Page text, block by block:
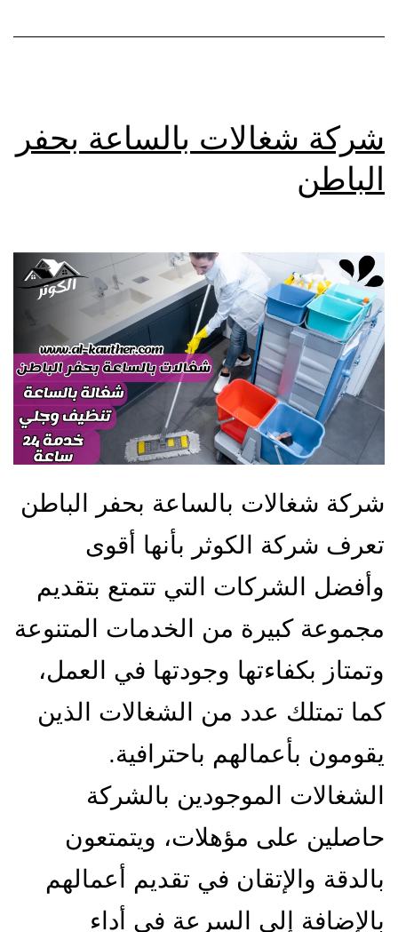
شركة شغالات بالساعة بحفر
الباطن
شركة شغالات بالساعة بحفر الباطن
تعرف شركة الكوثر بأنها أقوى
وأفضل الشركات التي تتمتع بتقديم
مجموعة كبيرة من الخدمات المتنوعة
وتمتاز بكفاءتها وجودتها في العمل،
كما تمتلك عدد من الشغالات الذين
يقومون بأعمالهم باحترافية.
الشغالات الموجودين بالشركة
حاصلين على مؤهلات، ويتمتعون
بالدقة والإتقان في تقديم أعمالهم
بالإضافة إلى السرعة في أداء